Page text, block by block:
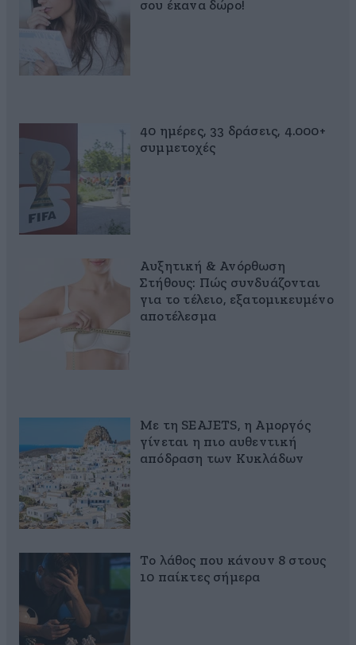
σου έκανα δώρο!
40 ημέρες, 33 δράσεις, 4.000+
συμμετοχές
Αυξητική & Ανόρθωση
Στήθους: Πώς συνδυάζονται
για το τέλειο, εξατομικευμένο
αποτέλεσμα
Με τη SEAJETS, η Αμοργός
γίνεται η πιο αυθεντική
απόδραση των Κυκλάδων
Το λάθος που κάνουν 8 στους
10 παίκτες σήμερα